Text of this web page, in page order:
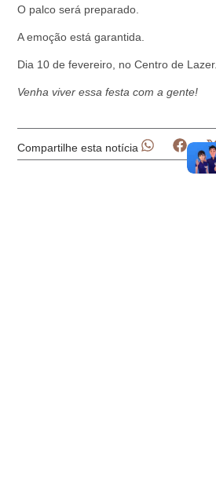
O palco será preparado.
A emoção está garantida.
Dia 10 de fevereiro, no Centro de Lazer.
Venha viver essa festa com a gente!
Compartilhe esta notícia